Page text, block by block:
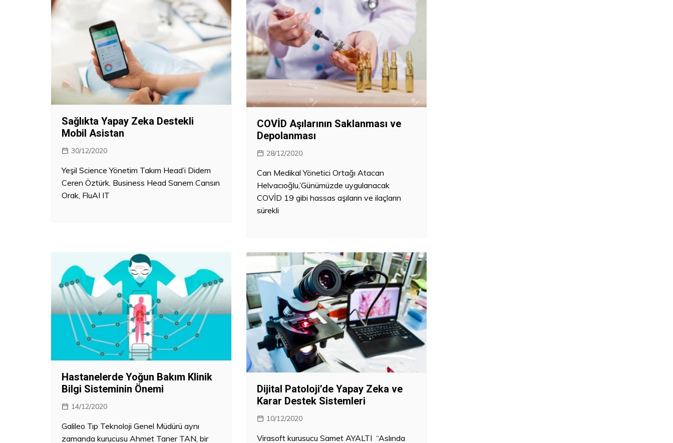
Sağlıkta Yapay Zeka Destekli
Mobil Asistan
30/12/2020
Yeşil Science Yönetim Takım Head’i Didem
Ceren Öztürk, Business Head Sanem Cansın
Orak, FluAI IT
COVİD Aşılarının Saklanması ve
Depolanması
28/12/2020
Can Medikal Yönetici Ortağı Atacan
Helvacıoğlu,’Günümüzde uygulanacak
COVİD 19 gibi hassas aşıların ve ilaçların
sürekli
Hastanelerde Yoğun Bakım Klinik
Bilgi Sisteminin Önemi
14/12/2020
Galileo Tıp Teknoloji Genel Müdürü aynı
zamanda kurucusu Ahmet Taner TAN, bir
Dijital Patoloji’de Yapay Zeka ve
Karar Destek Sistemleri
10/12/2020
Virasoft kurusucu Samet AYALTI “Aslında